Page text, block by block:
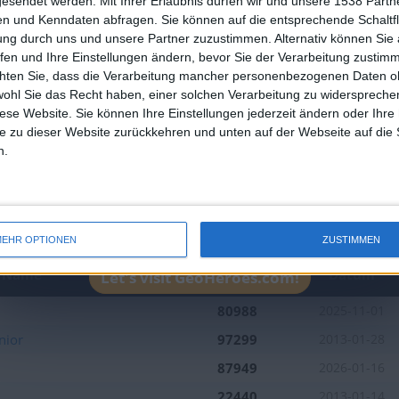
und Kenndaten abfragen. Sie können auf die entsprechende
durch uns und unsere Partner zuzustimmen. Alternativ können Sie
und Ihre Einstellungen ändern, bevor Sie der Verarbeitung
Sie, dass die Verarbeitung mancher personenbezogenen Daten
Sie das Recht haben, einer solchen Verarbeitung zu
Website. Sie können Ihre Einstellungen jederzeit ändern oder Ihre
zu dieser Website zurückkehren und unten auf der Webseite auf die
OPTIONEN ZUSTIMMEN
Platzierung in der
2 1
Name
Ergebnisse
Datum
97299
87949
Join our American version now and be among
the firsts to submit your score on our
leaderboards!
Let's visit GeoHeroes.com!